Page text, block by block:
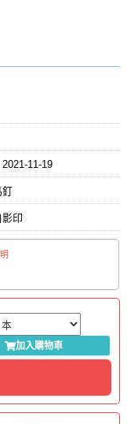
2021-11-19
釘
印
加入購物車